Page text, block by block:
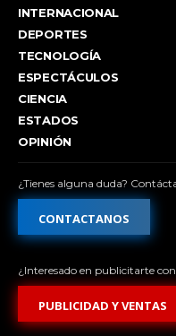
INTERNACIONAL
DEPORTES
TECNOLOGÍA
ESPECTÁCULOS
CIENCIA
ESTADOS
OPINIÓN
¿Tienes alguna duda?
CONTACTANOS
¿Interesado en publicitarte
PUBLICIDAD Y VENTAS